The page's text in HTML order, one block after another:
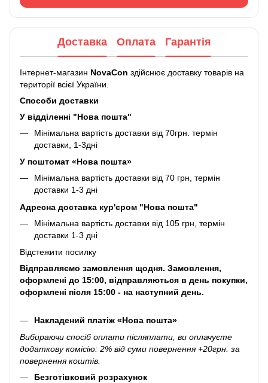
Доставка Оплата Гарантія
Інтернет-магазин NovaCon здійснює доставку товарів на
території всієї України.
Способи доставки
У відділенні "Нова пошта"
Мінімальна вартість доставки від 70грн. термін
доставки, 1-3дні
У поштомат «Нова пошта»
Мінімальна вартість доставки від 70 грн, термін
доставки 1-3 дні
Адресна доставка кур'єром "Нова пошта"
Мінімальна вартість доставки від 105 грн, термін
доставки 1-3 дні
Відстежити посилку
Відправляємо замовлення щодня. Замовлення,
оформлені до 15:00, відправляються в день покупки,
оформлені після 15:00 - на наступний день.
Накладений платіж «Нова пошта»
Вибираючи спосіб оплати післяплати, ви оплачуєте
додаткову комісію: 2% від суми повернення +20грн. за
повернення коштів.
Безготівковий розрахунок